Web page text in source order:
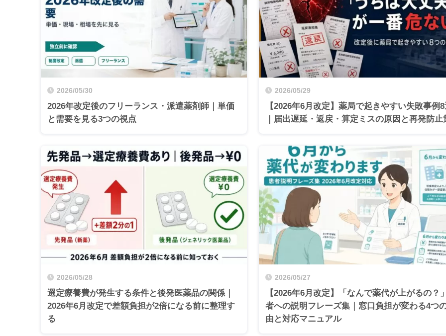
2026/05/30
2026年改定後のフリーランス・派遣薬剤師｜単価
と需要を見る3つの視点
2026/05/29
【2026年6月改定】薬局で起きやすい失敗事例
｜届出遅延・返戻・算定ミスの原因と再発防止
2026/05/28
選定療養費が発生する条件と後発医薬品の関係｜
2026年6月改定で差額負担が2倍になる前に整理す
る
2026/05/27
【2026年6月改定】「なんで薬代が上がるの？
者への説明フレーズ集｜窓口負担が変わる4つ
由と対応マニュアル